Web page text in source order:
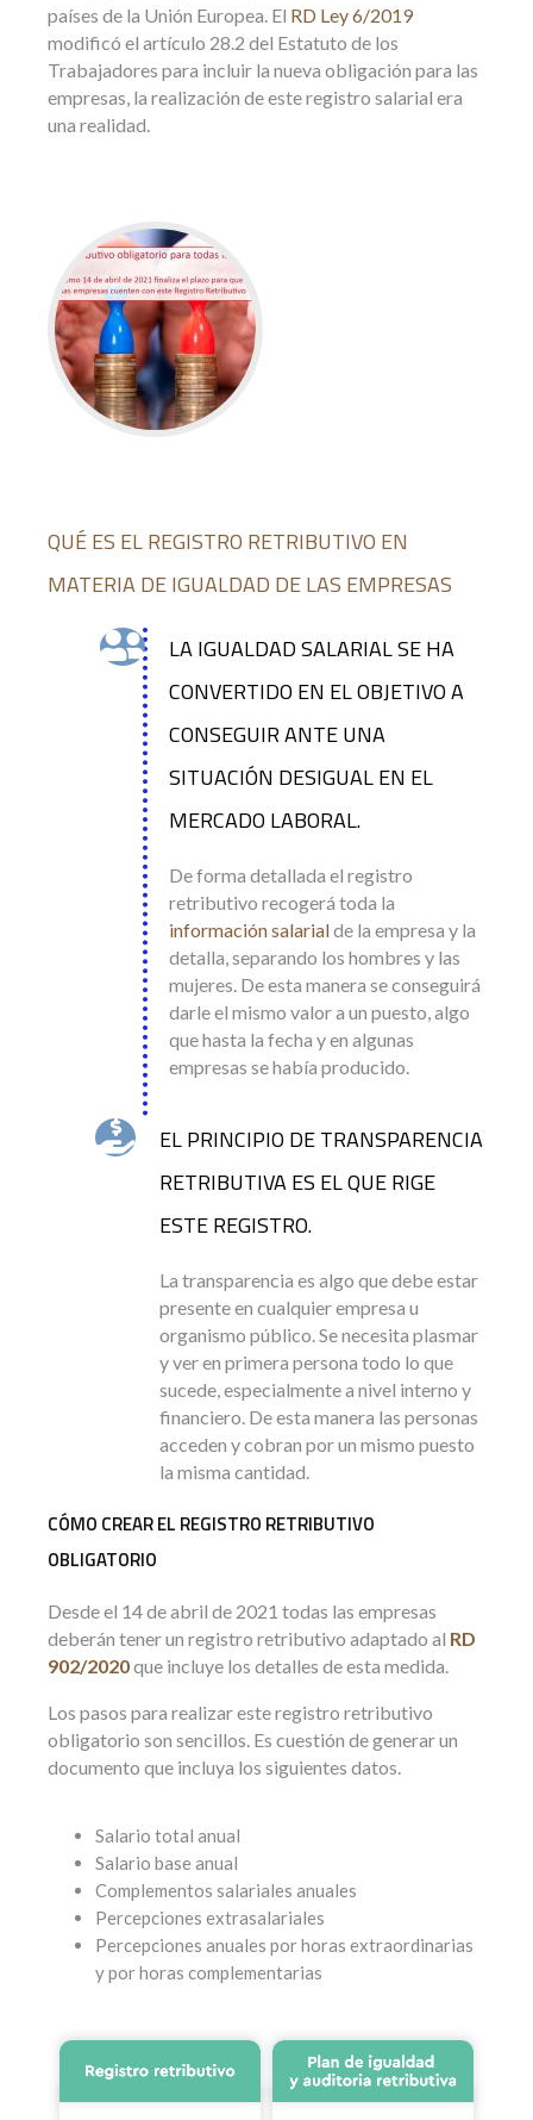
países de la Unión Europea. El RD Ley 6/2019
modificó el artículo 28.2 del Estatuto de los
Trabajadores para incluir la nueva obligación para las
empresas, la realización de este registro salarial era
una realidad.
QUÉ ES EL REGISTRO RETRIBUTIVO EN
MATERIA DE IGUALDAD DE LAS EMPRESAS
LA IGUALDAD SALARIAL SE HA
CONVERTIDO EN EL OBJETIVO A
CONSEGUIR ANTE UNA
SITUACIÓN DESIGUAL EN EL
MERCADO LABORAL.
De forma detallada el registro
retributivo recogerá toda la
información salarialde la empresa y la
detalla, separando los hombres y las
mujeres. De esta manera se conseguirá
darle el mismo valor a un puesto, algo
que hasta la fecha y en algunas
empresas se había producido.
EL PRINCIPIO DE TRANSPARENCIA
RETRIBUTIVA ES EL QUE RIGE
ESTE REGISTRO.
La transparencia es algo que debe estar
presente en cualquier empresa u
organismo público. Se necesita plasmar
y ver en primera persona todo lo que
sucede, especialmente a nivel interno y
financiero. De esta manera las personas
acceden y cobran por un mismo puesto
la misma cantidad.
CÓMO CREAR EL REGISTRO RETRIBUTIVO
OBLIGATORIO
Desde el 14 de abril de 2021 todas las empresas
deberán tener un registro retributivo adaptado al RD
902/2020que incluye los detalles de esta medida.
Los pasos para realizar este registro retributivo
obligatorio son sencillos. Es cuestión de generar un
documento que incluya los siguientes datos.
Salario total anual
Salario base anual
Complementos salariales anuales
Percepciones extrasalariales
Percepciones anuales por horas extraordinarias
y por horas complementarias